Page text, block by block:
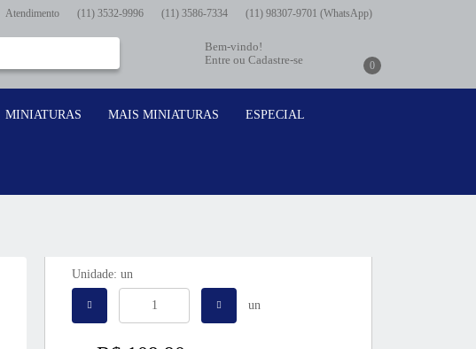
Atendimento (11) 3532-9996 (11) 3586-7334 (11) 98307-9701 (WhatsApp)
Bem-vindo!
Entre ouCadastre-se 0
MINIATURAS MAIS MINIATURAS ESPECIAL
Unidade: un
un